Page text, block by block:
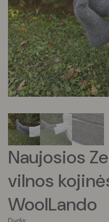
Naujosios
vilnos
WoolLando